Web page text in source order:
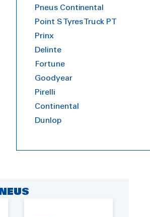
Pneus Continental
Point S Tyres Truck PT
Prinx
Delinte
Fortune
Goodyear
Pirelli
Continental
Dunlop